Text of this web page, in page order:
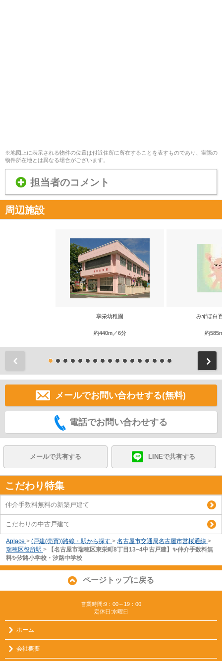
※地図上に表示される物件の位置は付近住所に所在することを表すものであり、実際の
物件所在地とは異なる場合がございます。
担当者のコメント
周辺施設
享栄幼稚園
約440m／6分
みずほ白
約
メールでお問い合わせする(無料)
電話でお問い合わせする
メールで共有する LINEで共有する
こだわり特集
仲介手数料無料の新築戸建て
こだわりの中古戸建て
Aplace > (戸建(売買))路線・駅から探す > 名古屋市交通局名古屋市営桜通線 >
瑞穂区役所駅 >
【名古屋市瑞穂区東栄町8丁目13−4中古戸建】✨️仲介手数料無
料✨️汐路小学校・汐路中学校
ページトップに戻る
営業時間:9：00～19：00
定休日:水曜日
ホーム
会社概要